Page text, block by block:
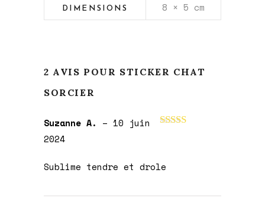
DIMENSIONS 8 × 5 cm
2 AVIS POUR STICKER CHAT
SORCIER
Suzanne A. – 10 juin
2024
Sublime tendre et drole